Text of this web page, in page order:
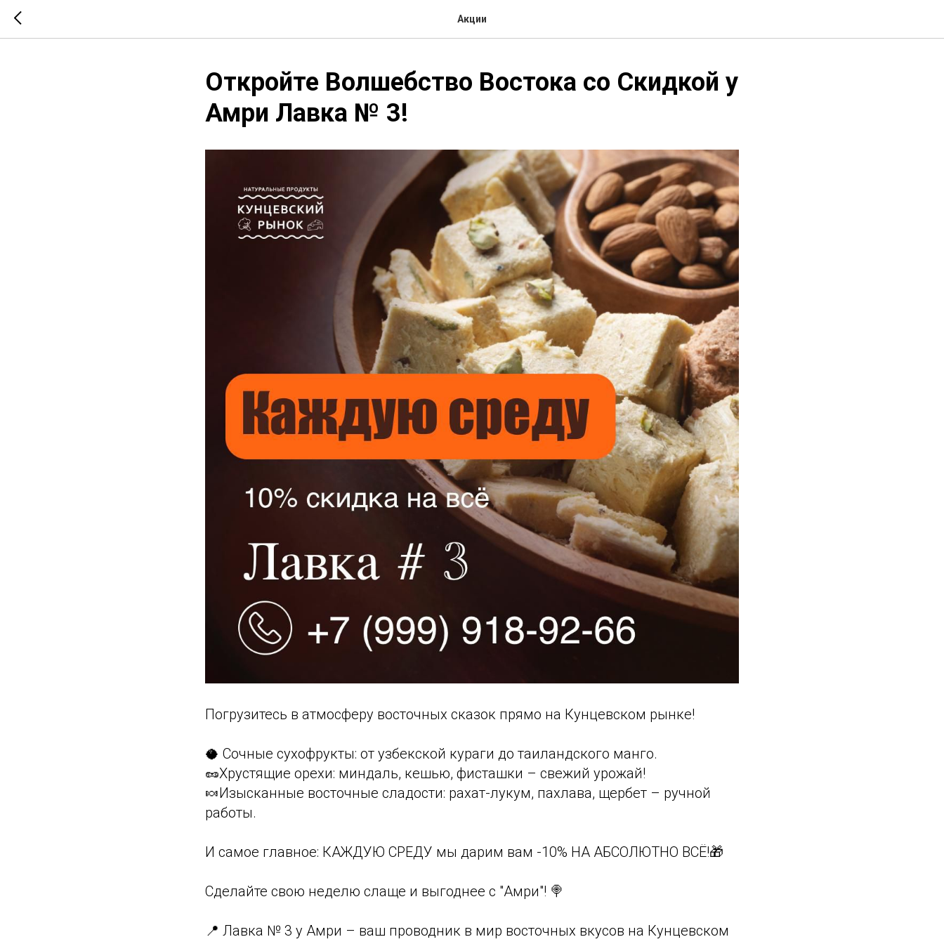
Акции
Откройте Волшебство Востока со Скидкой у
Амри Лавка № 3!
Погрузитесь в атмосферу восточных сказок прямо на Кунцевском рынке!
🥥 Сочные сухофрукты: от узбекской кураги до таиландского манго.
🥜Хрустящие орехи: миндаль, кешью, фисташки – свежий урожай!
🍬Изысканные восточные сладости: рахат-лукум, пахлава, щербет – ручной
работы.
И самое главное: КАЖДУЮ СРЕДУ мы дарим вам -10% НА АБСОЛЮТНО ВСЁ!🎁
Сделайте свою неделю слаще и выгоднее с "Амри"! 🍭
📍 Лавка № 3 у Амри – ваш проводник в мир восточных вкусов на Кунцевском